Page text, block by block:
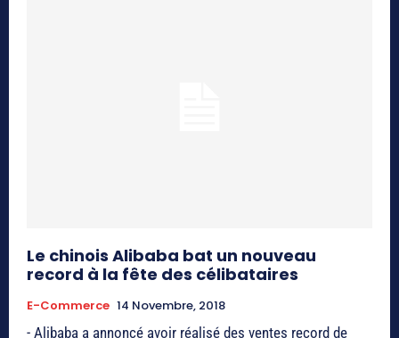
Le chinois Alibaba bat un nouveau
record à la fête des célibataires
E-Commerce 14 Novembre, 2018
- Alibaba a annoncé avoir réalisé des ventes record de